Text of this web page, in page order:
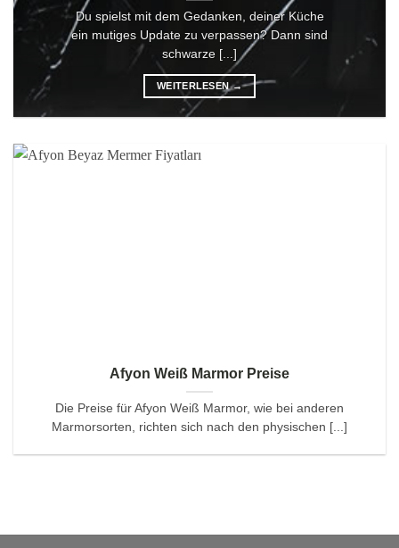
Du spielst mit dem Gedanken, deiner Küche
ein mutiges Update zu verpassen? Dann sind
schwarze [...]
WEITERLESEN→
Afyon Weiß Marmor Preise
Die Preise für Afyon Weiß Marmor, wie bei anderen
Marmorsorten, richten sich nach den physischen [...]